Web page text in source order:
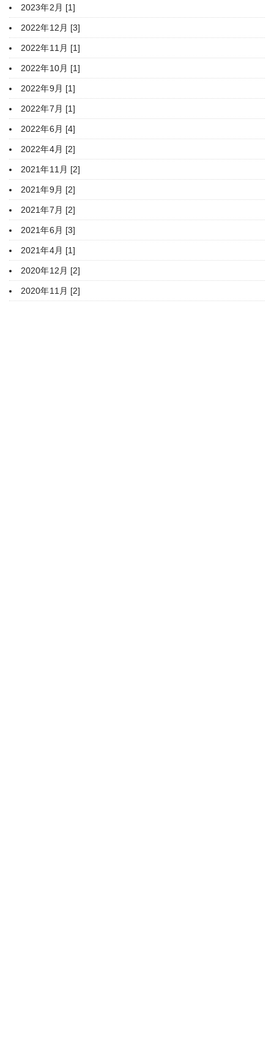
2023年2月 [1]
2022年12月 [3]
2022年11月 [1]
2022年10月 [1]
2022年9月 [1]
2022年7月 [1]
2022年6月 [4]
2022年4月 [2]
2021年11月 [2]
2021年9月 [2]
2021年7月 [2]
2021年6月 [3]
2021年4月 [1]
2020年12月 [2]
2020年11月 [2]